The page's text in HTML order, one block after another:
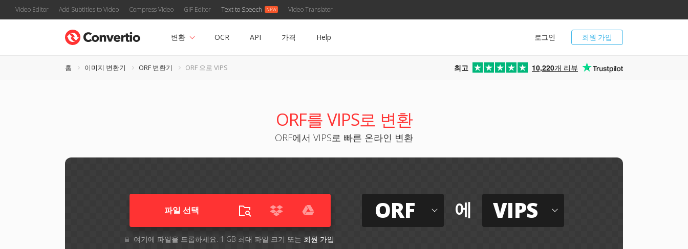
Video Editor Add Subtitles to Video Compress Video GIF Editor Text to Speech Video Translator
회원 가입
로그인
변환 OCR API 가격 Help
홈 이미지 변환기 ORF 변환기 ORF 으로 VIPS 최고 10,220개 리뷰
ORF를 VIPS로 변환
ORF에서 VIPS로 빠른 온라인 변환
파일 선택
여기에 파일을 드롭하세요. 1 GB 최대 파일 크기 또는 회원 가입
ORF 에 VIPS